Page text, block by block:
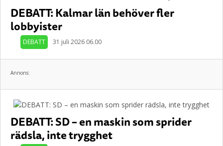
DEBATT: Kalmar län behöver fler
lobbyister
DEBATT 31 juli 2026 06.00
Annons:
DEBATT: SD – en maskin som sprider
rädsla, inte trygghet